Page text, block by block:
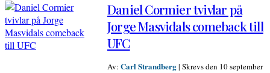
Daniel Cormier tvivlar på
Jorge Masvidals comeback till
UFC
Av: Carl Strandberg| Skrevs den 10 september